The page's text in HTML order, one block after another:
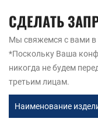
СДЕЛАТЬ
Мы свяжемся с вами в
*Поскольку Ваша
никогда не будем
третьим лицам.